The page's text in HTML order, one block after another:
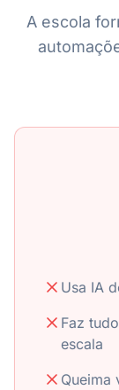
A escola
Usa IA
Faz
escala
Queima